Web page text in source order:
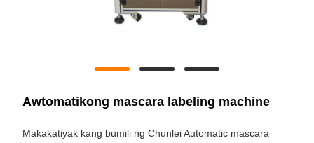
Awtomatikong mascara labeling machine
Makakatiyak kang bumili ng Chunlei Automatic mascara